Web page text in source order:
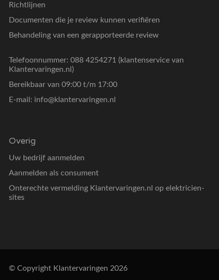
Richtlijnen
Documenten die je review kunnen verifiëren
Behandeling van een gerapporteerde review
Telefoonnummer: 088 4254271 (klantenservice van
Klantervaringen.nl)
Bereikbaar van 09:00 t/m 17:00
E-mail: info@klantervaringen.nl
Overig
Uw bedrijf aanmelden
Aanmelden als consument
Onterechte vermelding Klantervaringen.nl op elektricien-
sites
© Copyright Klantervaringen 2026